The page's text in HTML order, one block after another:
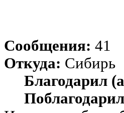
Сообщения: 41
Откуда: Сибирь
Благодарил